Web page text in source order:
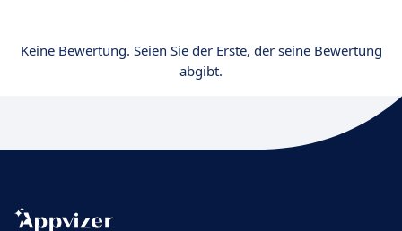
Keine Bewertung. Seien Sie der Erste, der seine Bewertung
abgibt.